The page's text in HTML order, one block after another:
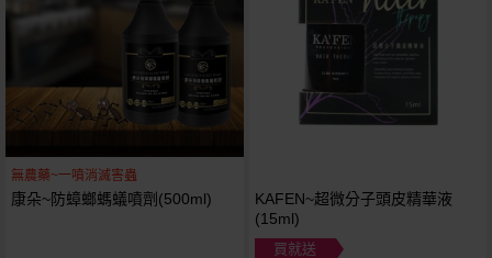
無農藥~一噴消滅害蟲
康朵~防蟑螂螞蟻噴劑(500ml)
KAFEN~超微分子頭皮精華液
(15ml)
買就送